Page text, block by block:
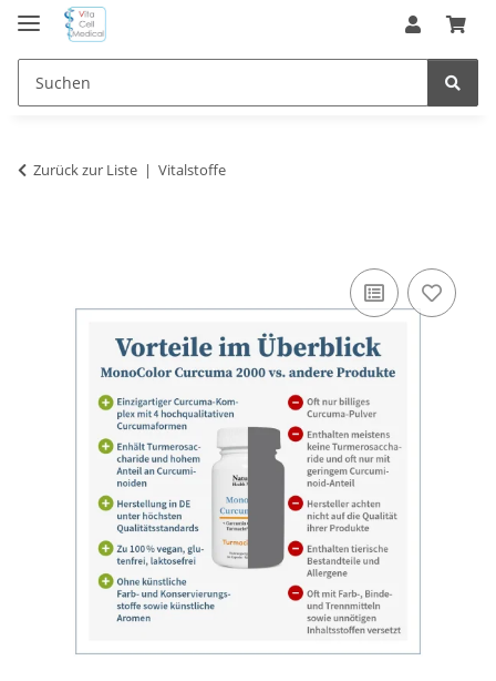
Zurück zur Liste Vitalstoffe